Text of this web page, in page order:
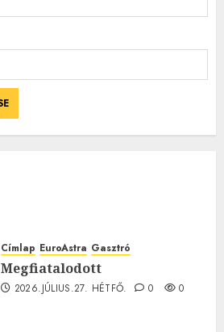
Címlap EuroAstra Gasztró
Megfiatalodott
2026.JÚLIUS.27. HÉTFŐ. 0 0